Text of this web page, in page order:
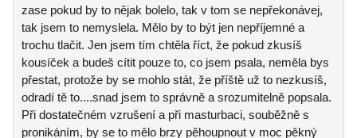
zase pokud by to nějak bolelo, tak v tom se nepřekonávej,
tak jsem to nemyslela. Mělo by to být jen nepříjemné a
trochu tlačit. Jen jsem tím chtěla říct, že pokud zkusíš
kousíček a budeš cítit pouze to, co jsem psala, neměla bys
přestat, protože by se mohlo stát, že příště už to nezkusíš,
odradí tě to....snad jsem to správně a srozumitelně popsala.
Při dostatečném vzrušení a při masturbaci, souběžně s
pronikáním, by se to mělo brzy pěhoupnout v moc pěkný